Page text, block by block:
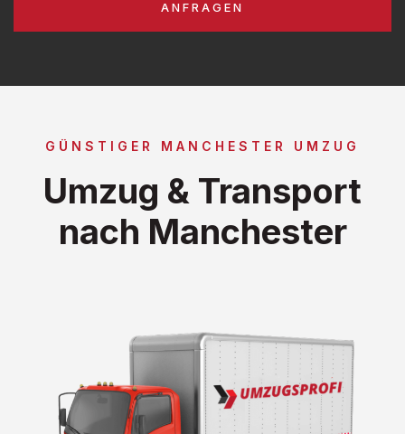
ANFRAGEN
GÜNSTIGER MANCHESTER UMZUG
Umzug & Transport
nach Manchester